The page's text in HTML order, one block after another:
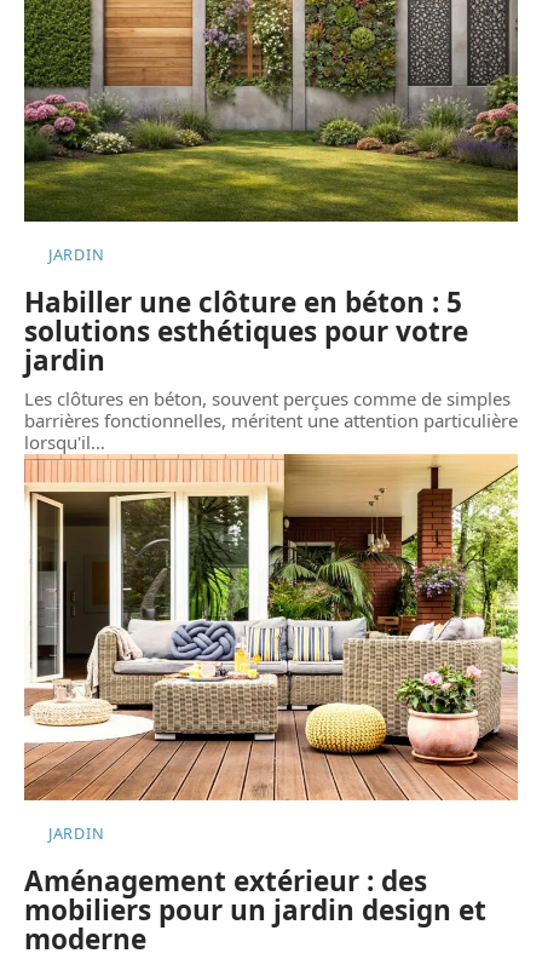
JARDIN
Habiller une clôture en béton : 5
solutions esthétiques pour votre
jardin
Les clôtures en béton, souvent perçues comme de simples
barrières fonctionnelles, méritent une attention particulière
lorsqu'il…
JARDIN
Aménagement extérieur : des
mobiliers pour un jardin design et
moderne